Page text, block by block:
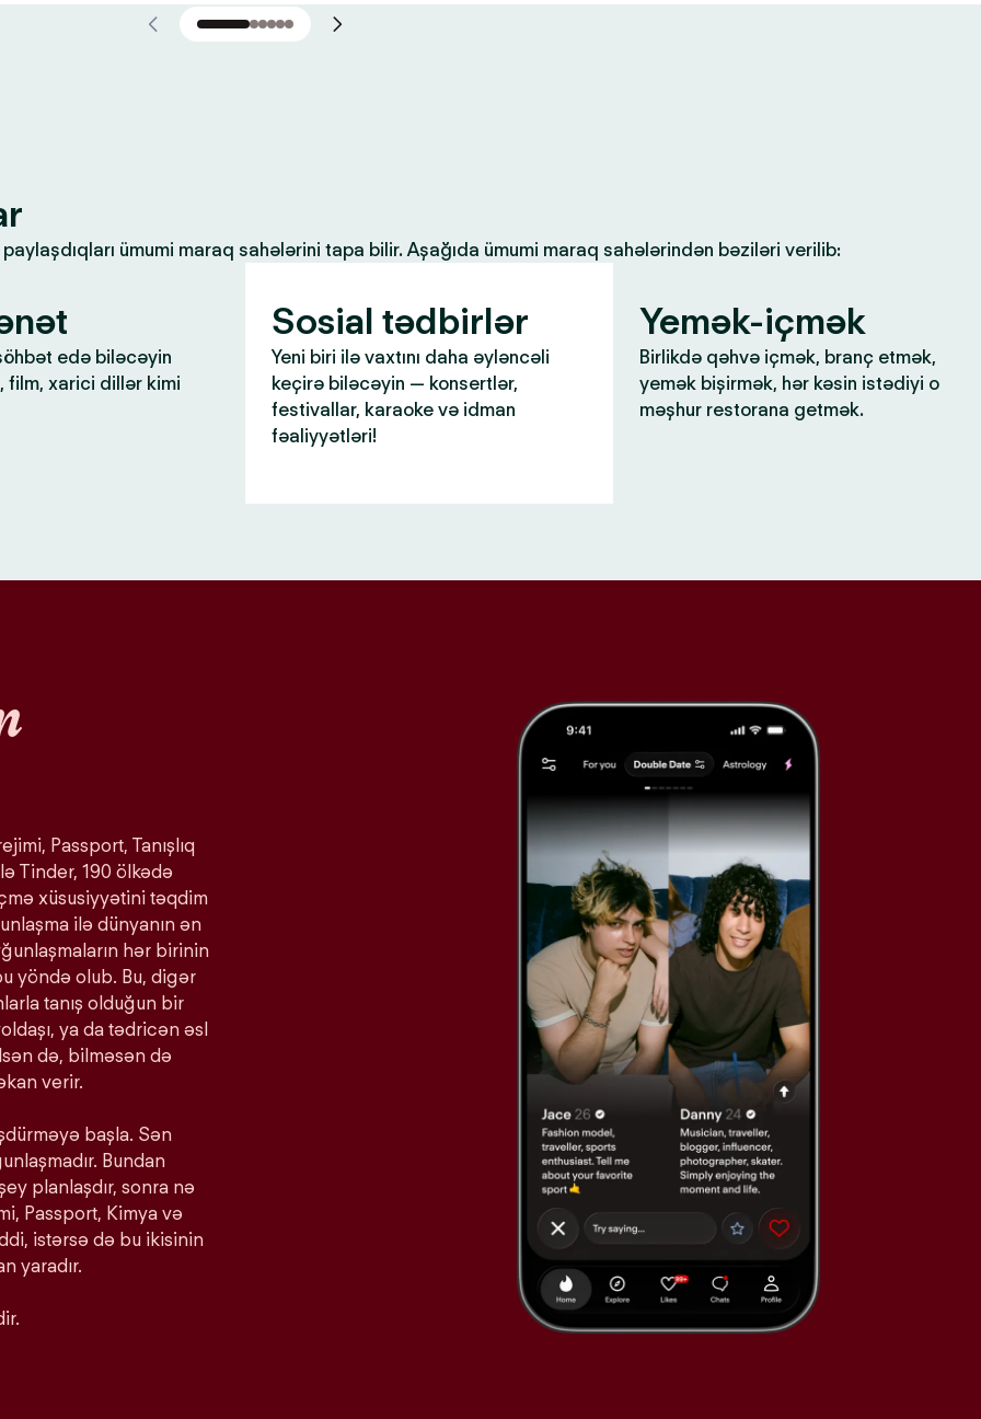
ümumi maraq sahələrini tapa bilir. Aşağıda ümumi maraq sahələrindən bəziləri verilib:
edə biləcəyin
xarici dillər kimi
Sosial tədbirlər
Yeni biri ilə vaxtını daha əyləncəli
keçirə biləcəyin — konsertlər,
festivallar, karaoke və idman
fəaliyyətləri!
Yemək-içmək
Birlikdə qəhvə içmək, branç etmək,
yemək bişirmək, hər kəsin istədiyi o
məşhur restorana getmək.
Passport, Tanışlıq
Tinder, 190 ölkədə
xüsusiyyətini təqdim
ilə dünyanın ən
hər birinin
yöndə olub. Bu, digər
tanış olduğun bir
ya da tədricən əsl
də, bilməsən də
verir.
başla. Sən
Bundan
planlaşdır, sonra nə
Passport, Kimya və
istərsə də bu ikisinin
yaradır.